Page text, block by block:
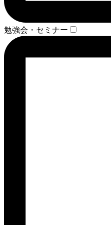
勉強会・セミナー